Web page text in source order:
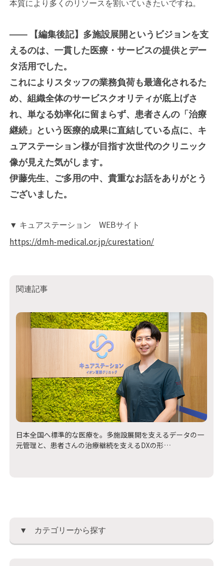
本質により多くのリソースを割いていきたいですね。
―― 【編集後記】 多施設展開というビジョンを支
えるのは、一貫した医療・サービスの提供とデー
タ活用でした。
これによりスタッフの業務負荷も最適化されるた
め、組織全体のサービスクオリティが底上げさ
れ、単なる効率化に留まらず、患者さんの「治療
継続」という医療的成果に直結している点に、キ
ュアステーション様が目指す次世代のクリニック
像が見えた気がします。
伊藤先生、ご多用の中、貴重なお話をありがとう
ございました。
▼ キュアステーション WEBサイト
https://dmh-medical.or.jp/curestation/
関連記事
日本全国へ標準的な医療を。多施設展開を支えるデータの一
元管理と、患者さんの治療継続を支えるDXの形
カテゴリーから探す